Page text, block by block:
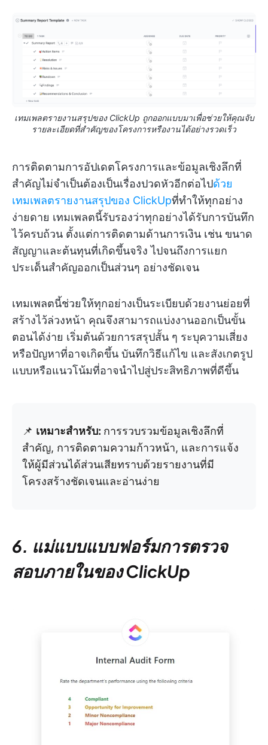
เทมเพลตรายงานสรุปของ ClickUp ถูกออกแบบมาเพื่อช่วยให้คุณจับ
รายละเอียดที่สำคัญของโครงการหรืองานได้อย่างรวดเร็ว
การติดตามการอัปเดตโครงการและข้อมูลเชิงลึกที่
สำคัญไม่จำเป็นต้องเป็นเรื่องปวดหัวอีกต่อไปด้วย
เทมเพลตรายงานสรุปของ ClickUpที่ทำให้ทุกอย่าง
ง่ายดาย เทมเพลตนี้รับรองว่าทุกอย่างได้รับการบันทึก
ไว้ครบถ้วน ตั้งแต่การติดตามด้านการเงิน เช่น ขนาด
สัญญาและต้นทุนที่เกิดขึ้นจริง ไปจนถึงการแยก
ประเด็นสำคัญออกเป็นส่วนๆ อย่างชัดเจน
เทมเพลตนี้ช่วยให้ทุกอย่างเป็นระเบียบด้วยงานย่อยที่
สร้างไว้ล่วงหน้า คุณจึงสามารถแบ่งงานออกเป็นขั้น
ตอนได้ง่าย เริ่มต้นด้วยการสรุปสั้น ๆ ระบุความเสี่ยง
หรือปัญหาที่อาจเกิดขึ้น บันทึกวิธีแก้ไข และสังเกตรูป
แบบหรือแนวโน้มที่อาจนำไปสู่ประสิทธิภาพที่ดีขึ้น
📌 เหมาะสำหรับ: การรวบรวมข้อมูลเชิงลึกที่
สำคัญ, การติดตามความก้าวหน้า, และการแจ้ง
ให้ผู้มีส่วนได้ส่วนเสียทราบด้วยรายงานที่มี
โครงสร้างชัดเจนและอ่านง่าย
6. แม่แบบแบบฟอร์มการตรวจ
สอบภายในของ ClickUp